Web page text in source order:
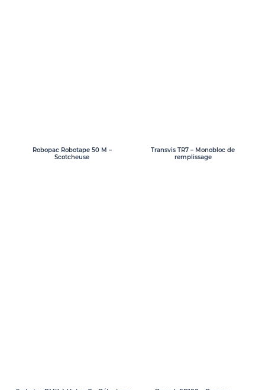
Robopac Robotape 50 M –
Scotcheuse
Transvis TR7 – Monobloc de
remplissage